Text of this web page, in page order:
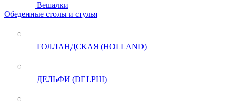
Вешалки
Обеденные столы и стулья
ГОЛЛАНДСКАЯ (HOLLAND)
ДЕЛЬФИ (DELPHI)